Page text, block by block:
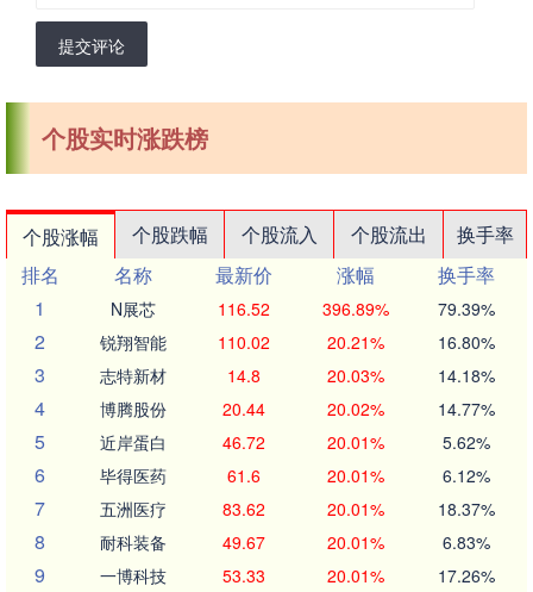
提交评论
个股实时涨跌榜
个股涨幅 个股跌幅 个股流入 个股流出
换手率
排名
名称 最新价 涨幅
换手率
1
N展芯 116.52 396.89% 79.39%
2 锐翔智能 110.02 20.21% 16.80%
3 志特新材 14.8 20.03% 14.18%
4 博腾股份 20.44 20.02% 14.77%
5 近岸蛋白 46.72 20.01% 5.62%
6 毕得医药 61.6 20.01% 6.12%
7 五洲医疗 83.62 20.01% 18.37%
8 耐科装备 49.67 20.01% 6.83%
9 一博科技 53.33 20.01% 17.26%